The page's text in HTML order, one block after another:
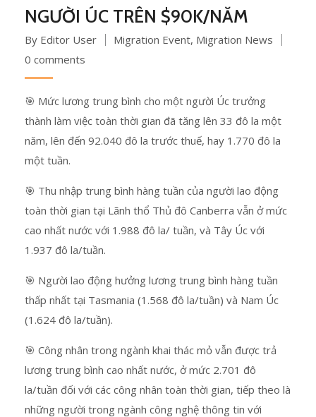
NGƯỜI ÚC TRÊN $90K/NĂM
By Editor User Migration Event, Migration News
0 comments
🎯 Mức lương trung bình cho một người Úc trưởng
thành làm việc toàn thời gian đã tăng lên 33 đô la một
năm, lên đến 92.040 đô la trước thuế, hay 1.770 đô la
một tuần.
🎯 Thu nhập trung bình hàng tuần của người lao động
toàn thời gian tại Lãnh thổ Thủ đô Canberra vẫn ở mức
cao nhất nước với 1.988 đô la/ tuần, và Tây Úc với
1.937 đô la/tuần.
🎯 Người lao động hưởng lương trung bình hàng tuần
thấp nhất tại Tasmania (1.568 đô la/tuần) và Nam Úc
(1.624 đô la/tuần).
🎯 Công nhân trong ngành khai thác mỏ vẫn được trả
lương trung bình cao nhất nước, ở mức 2.701 đô
la/tuần đối với các công nhân toàn thời gian, tiếp theo là
những người trong ngành công nghệ thông tin với